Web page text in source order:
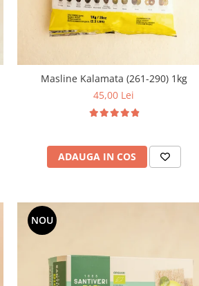
Masline Kalamata (261-290) 1kg
45,00 Lei
ADAUGA IN COS
NOU